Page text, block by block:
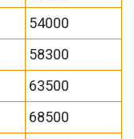
54000
58300
63500
68500